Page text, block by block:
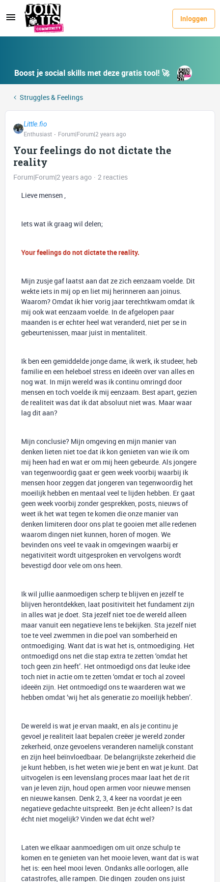
Inloggen
Boost je social skills met deze gratis tool! 🚀
Struggles & Feelings
Little.fio
Enthusiast
Forum|Forum|2 years ago
Your feelings do not dictate the
reality
Forum|Forum|2 years ago
2 reacties
Lieve mensen ,
Iets wat ik graag wil delen;
Your feelings do not dictate the reality.
Mijn zusje gaf laatst aan dat ze zich eenzaam voelde. Dit
wekte iets in mij op en liet mij herinneren aan joinus.
Waarom? Omdat ik hier vorig jaar terechtkwam omdat ik
mij ook wat eenzaam voelde. In de afgelopen paar
maanden is er echter heel wat veranderd, niet per se in
gebeurtenissen, maar juist in mentaliteit.
Ik ben een gemiddelde jonge dame, ik werk, ik studeer, heb
familie en een heleboel stress en ideeën over van alles en
nog wat. In mijn wereld was ik continu omringd door
mensen en toch voelde ik mij eenzaam. Best apart, gezien
de realiteit was dat ik dat absoluut niet was. Maar waar
lag dit aan?
Mijn conclusie? Mijn omgeving en mijn manier van
denken lieten niet toe dat ik kon genieten van wie ik om
mij heen had en wat er om mij heen gebeurde. Als jongere
van tegenwoordig gaat er geen week voorbij waarbij ik
mensen hoor zeggen dat jongeren van tegenwoordig het
moeilijk hebben en mentaal veel te lijden hebben. Er gaat
geen week voorbij zonder gesprekken, posts, nieuws of
weet ik het wat tegen te komen die onze manier van
denken limiteren door ons plat te gooien met alle redenen
waarom dingen niet kunnen, horen of mogen. We
bevinden ons veel te vaak in omgevingen waarbij er
negativiteit wordt uitgesproken en vervolgens wordt
bevestigd door vele om ons heen.
Ik wil jullie aanmoedigen scherp te blijven en jezelf te
blijven herontdekken, laat positiviteit het fundament zijn
in alles wat je doet. Sta jezelf niet toe de wereld alleen
maar vanuit een negatieve lens te bekijken. Sta jezelf niet
toe te veel zwemmen in die poel van somberheid en
ontmoediging. Want dat is wat het is, ontmoediging. Het
ontmoedigd ons net die stap extra te zetten ‘omdat het
toch geen zin heeft’. Het ontmoedigd ons dat leuke idee
toch niet in actie om te zetten ‘omdat er toch al zoveel
ideeën zijn. Het ontmoedigd ons te waarderen wat we
hebben omdat ‘wij het als generatie zo moeilijk hebben’.
De wereld is wat je ervan maakt, en als je continu je
gevoel je realiteit laat bepalen creëer je wereld zonder
zekerheid, onze gevoelens veranderen namelijk constant
en zijn heel beïnvloedbaar. De belangrijkste zekerheid die
je kunt hebben, is het weten wie je bent en wat je kunt. Dat
uitvogelen is een levenslang proces maar laat het de rit
van je leven zijn, houd open armen voor nieuwe mensen
en nieuwe kansen. Denk 2, 3, 4 keer na voordat je een
negatieve gedachte uitspreekt. Ben je écht alleen? Is dat
écht niet mogelijk? Vinden we dat écht wel?
Laten we elkaar aanmoedigen om uit onze schulp te
komen en te genieten van het mooie leven, want dat is wat
het is: een heel mooi leven. Ondanks alle oorlogen, alle
catastrofes, alle rampen. Die dingen zouden ons juist